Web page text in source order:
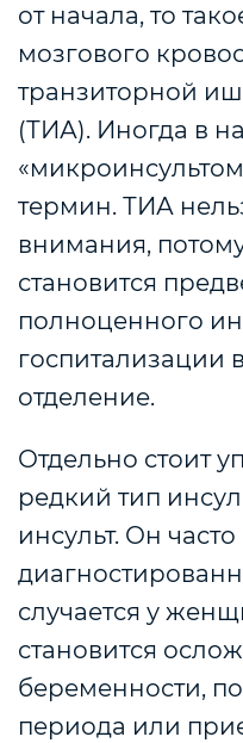
от начала, то
мозгового
транзиторной
(ТИА). Иногда в
термин. ТИА
внимания,
становится
полноценного
госпитализации
отделение.
Отдельно стоит
редкий тип
инсульт. Он часто
случается у
становится
беременности,
периода или